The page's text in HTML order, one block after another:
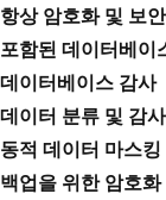
항상 암호화 및 보
포함된 데이터베이
데이터베이스 감사
데이터 분류 및 감사
동적 데이터 마스킹
백업을 위한 암호화